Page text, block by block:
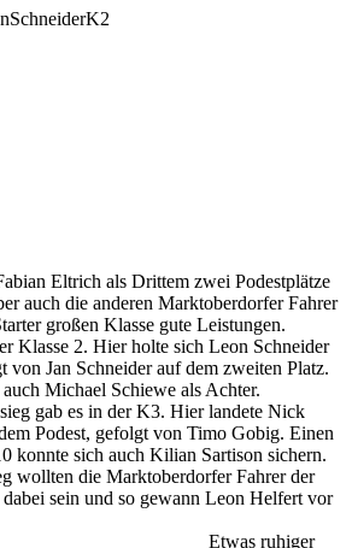
Eltrich als Drittem zwei Podestplätze
auch die anderen Marktoberdorfer Fahrer
großen Klasse gute Leistungen.
Klasse 2. Hier holte sich Leon Schneider
von Jan Schneider auf dem zweiten Platz.
Michael Schiewe als Achter.
gab es in der K3. Hier landete Nick
Podest, gefolgt von Timo Gobig. Einen
konnte sich auch Kilian Sartison sichern.
wollten die Marktoberdorfer Fahrer der
sein und so gewann Leon Helfert vor
Etwas ruhiger